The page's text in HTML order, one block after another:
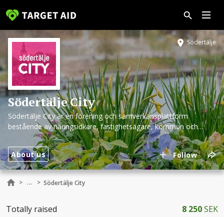
Södertälje City
Södertälje City är en förening och samverkansplattform
bestående av näringsidkare, fastighetsägare, kommun och
många andra företagare.
Södertälje
About us Follow
> ... > Södertälje City
Totally raised 8 250SEK